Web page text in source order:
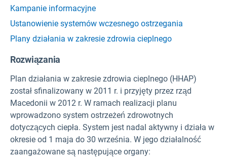
Kampanie informacyjne
Ustanowienie systemów wczesnego ostrzegania
Plany działania w zakresie zdrowia cieplnego
Rozwiązania
Plan działania w zakresie zdrowia cieplnego (HHAP)
został sfinalizowany w 2011 r. i przyjęty przez rząd
Macedonii w 2012 r. W ramach realizacji planu
wprowadzono system ostrzeżeń zdrowotnych
dotyczących ciepła. System jest nadal aktywny i działa w
okresie od 1 maja do 30 września. W jego działalność
zaangażowane są następujące organy: